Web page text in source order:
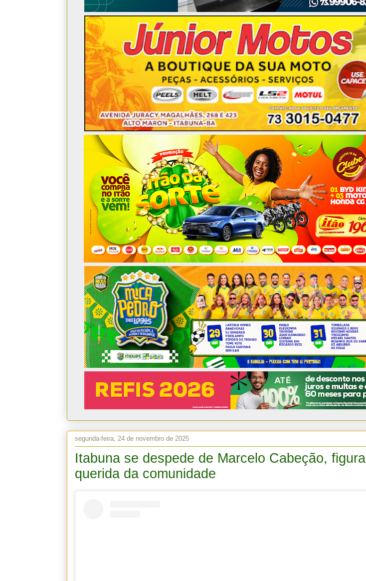
segunda-feira, 24 de novembro de 2025
Itabuna se despede de Marcelo Cabeção, figura
querida da comunidade